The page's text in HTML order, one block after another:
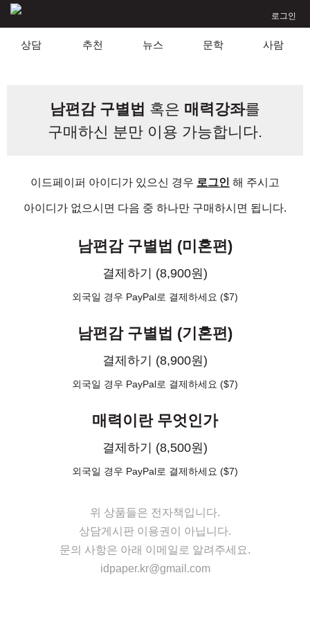
로그인
상담 추천 뉴스 문학 사람
남편감 구별법 혹은 매력강좌를
구매하신 분만 이용 가능합니다.
이드페이퍼 아이디가 있으신 경우 로그인 해 주시고
아이디가 없으시면 다음 중 하나만 구매하시면 됩니다.
남편감 구별법 (미혼편)
결제하기 (8,900원)
외국일 경우 PayPal로 결제하세요 ($7)
남편감 구별법 (기혼편)
결제하기 (8,900원)
외국일 경우 PayPal로 결제하세요 ($7)
매력이란 무엇인가
결제하기 (8,500원)
외국일 경우 PayPal로 결제하세요 ($7)
위 상품들은 전자책입니다.
상담게시판 이용권이 아닙니다.
문의 사항은 아래 이메일로 알려주세요.
idpaper.kr@gmail.com